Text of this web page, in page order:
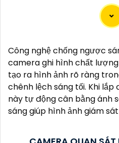
Dạ chào anh/chị, ở đây là
thiệu sản phẩm "Lắp
"Chào anh/chị,
Bạn muốn nâng cao an
hoặc cửa hàng của mình
lợi? Hãy đến với Camera 2K
Với độ phân giải 2K và
Công nghệ chống ngược
camera ghi hình chất
tạo ra hình ảnh rõ ràng
chênh lệch sáng tối. Khi
này tự động cân bằng ánh
sáng giúp hình ảnh giám